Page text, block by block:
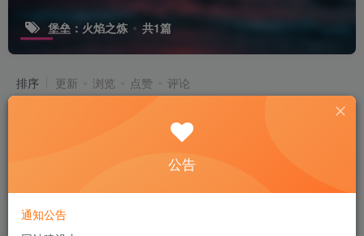
堡垒：火焰之炼 共1篇
排序 更新 浏览 点赞 评论
堡垒：火焰之炼/Citadel: Forged with
Fire v32568 繁体中文 7G
付费资源 ￥5
公告
通知公告